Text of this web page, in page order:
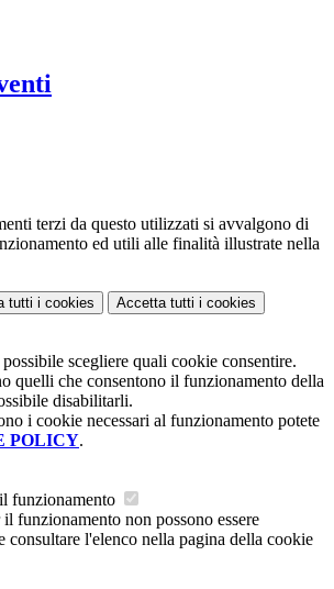
terzi da questo utilizzati si avvalgono di
ed utili alle finalità illustrate nella
tutti i cookies Accetta tutti i cookies
scegliere quali cookie consentire.
quelli che consentono il funzionamento della
disabilitarli.
i cookie necessari al funzionamento potete
POLICY.
funzionamento
funzionamento non possono essere
consultare l'elenco nella pagina della cookie